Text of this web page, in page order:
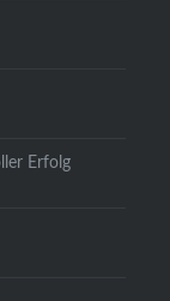
Erfolg